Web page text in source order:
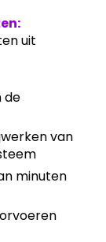
uit
de
van
minuten